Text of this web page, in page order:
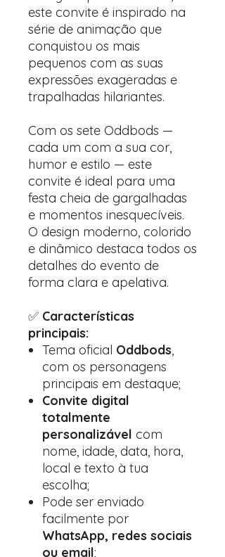
este convite é inspirado na
série de animação que
conquistou os mais
pequenos com as suas
expressões exageradas e
trapalhadas hilariantes.
Com os sete Oddbods —
cada um com a sua cor,
humor e estilo — este
convite é ideal para uma
festa cheia de gargalhadas
e momentos inesquecíveis.
O design moderno, colorido
e dinâmico destaca todos os
detalhes do evento de
forma clara e apelativa.
✅ Características
principais:
Tema oficial Oddbods,
com os personagens
principais em destaque;
Convite digital
totalmente
personalizável com
nome, idade, data, hora,
local e texto à tua
escolha;
Pode ser enviado
facilmente por
WhatsApp, redes sociais
ou email;